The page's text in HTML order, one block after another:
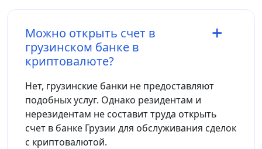
Можно открыть счет в
грузинском банке в
криптовалюте?
Нет, грузинские банки не предоставляют
подобных услуг. Однако резидентам и
нерезидентам не составит труда открыть
счет в банке Грузии для обслуживания сделок
с криптовалютой.